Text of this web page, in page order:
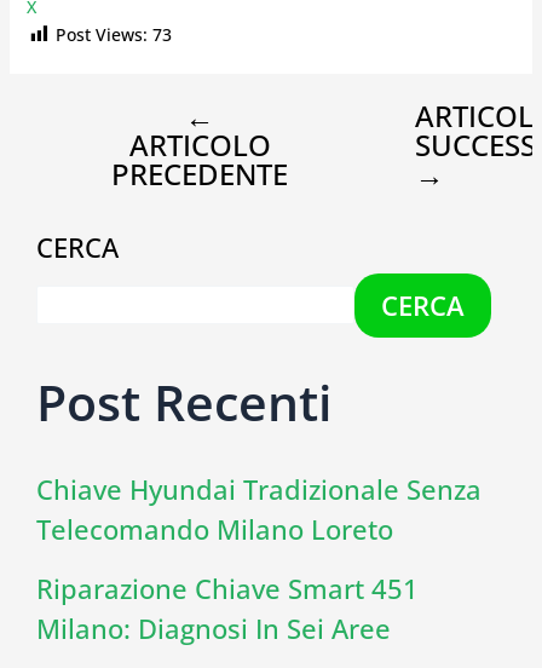
X
Post Views: 73
←
ARTICOLO
PRECEDENTE →
CERCA
CERCA
Post Recenti
Chiave Hyundai Tradizionale Senza
Telecomando Milano Loreto
Riparazione Chiave Smart 451
Milano: Diagnosi In Sei Aree